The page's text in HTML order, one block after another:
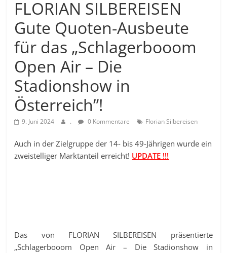
FLORIAN SILBEREISEN
Gute Quoten-Ausbeute
für das „Schlagerbooom
Open Air – Die
Stadionshow in
Österreich”!
9. Juni 2024 . 0 Kommentare Florian Silbereisen
Auch in der Zielgruppe der 14- bis 49-Jährigen wurde ein
zweistelliger Marktanteil erreicht! UPDATE !!!
Das von FLORIAN SILBEREISEN präsentierte
„Schlagerbooom Open Air – Die Stadionshow in